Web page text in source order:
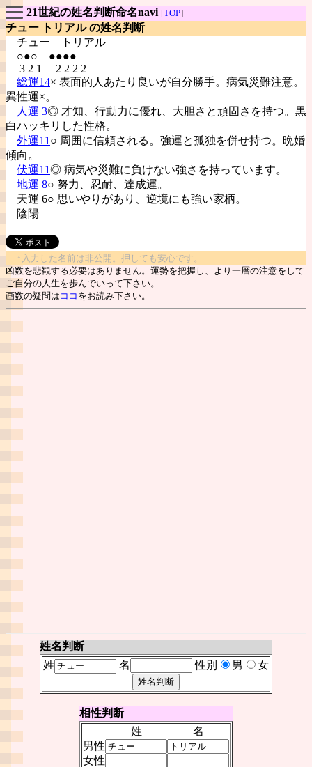
21世紀の姓名判断命名navi [TOP]
チュー トリアル の姓名判断
チュー
トリアル
○●○ ●●●●
3 2 1 2 2 2 2
総運14× 表面的人あたり良いが自分勝手。病気災難注意。
異性運×。
人運 3◎ 才知、行動力に優れ、大胆さと頑固さを持つ。黒
白ハッキリした性格。
外運11 ○ 周囲に信頼される。強運と孤独を併せ持つ。晩婚
傾向。
伏運11◎ 病気や災難に負けない強さを持っています。
地運 8○ 努力、忍耐、達成運。
天運 6○ 思いやりがあり、逆境にも強い家柄。
陰陽
↑入力した名前は非公開。押しても安心です。
凶数を悲観する必要はありません。運勢を把握し、より一層の注意をして
ご自分の人生を歩んでいって下さい。
画数の疑問は ココ をお読み下さい。
姓名判断
姓
名 性別 男 女
相性判断
姓
名
男性
女性